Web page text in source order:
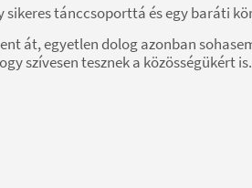
tánccsoporttá és egy baráti
át, egyetlen dolog azonban
szívesen tesznek a közösségükért is.